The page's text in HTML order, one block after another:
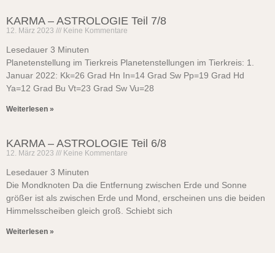
KARMA – ASTROLOGIE Teil 7/8
12. März 2023 Keine Kommentare
Lesedauer 3 Minuten
Planetenstellung im Tierkreis Planetenstellungen im Tierkreis: 1.
Januar 2022: Kk=26 Grad Hn In=14 Grad Sw Pp=19 Grad Hd
Ya=12 Grad Bu Vt=23 Grad Sw Vu=28
Weiterlesen »
KARMA – ASTROLOGIE Teil 6/8
12. März 2023 Keine Kommentare
Lesedauer 3 Minuten
Die Mondknoten Da die Entfernung zwischen Erde und Sonne
größer ist als zwischen Erde und Mond, erscheinen uns die beiden
Himmelsscheiben gleich groß. Schiebt sich
Weiterlesen »